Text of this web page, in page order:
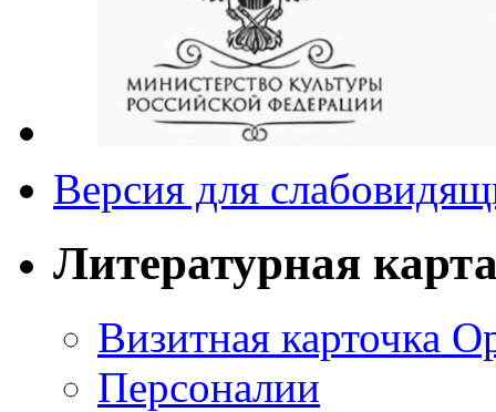
Версия для
Литературная
Визитная карточка
Персоналии